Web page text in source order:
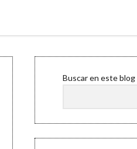
Sidebar
Buscar en este blog